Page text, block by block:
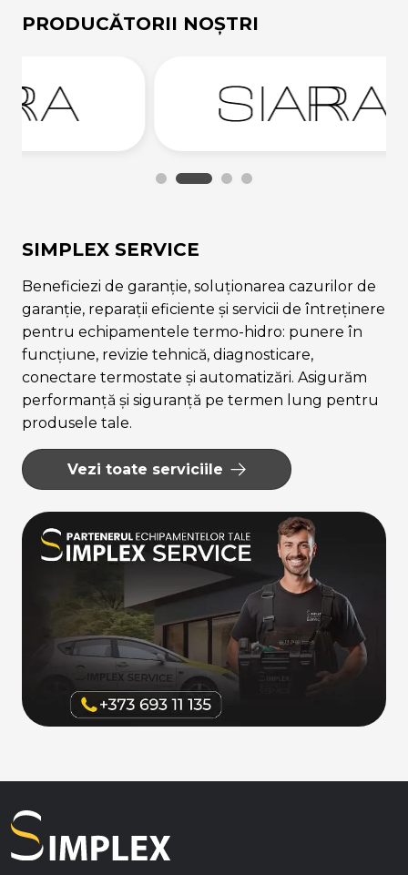
PRODUCĂTORII NOȘTRI
SIMPLEX SERVICE
Beneficiezi de garanție, soluționarea cazurilor de
garanție, reparații eficiente și servicii de întreținere
pentru echipamentele termo-hidro: punere în
funcțiune, revizie tehnică, diagnosticare,
conectare termostate și automatizări. Asigurăm
performanță și siguranță pe termen lung pentru
produsele tale.
Vezi toate serviciile